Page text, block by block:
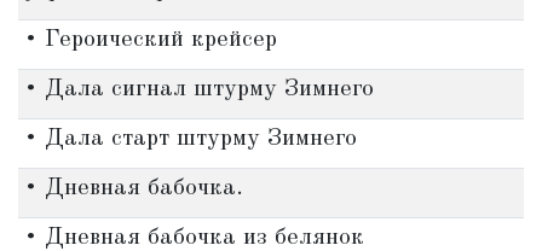
• Героический крейсер
• Дала сигнал штурму Зимнего
• Дала старт штурму Зимнего
• Дневная бабочка.
• Дневная бабочка из белянок